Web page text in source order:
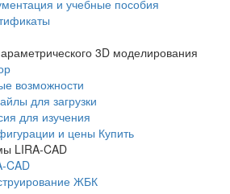
и учебные пособия
3D моделирования
возможности
для загрузки
для изучения
и цены Купить
LIRA-CAD
CAD
ЖБК